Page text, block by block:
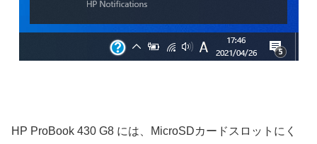
HP ProBook 430 G8 には、MicroSDカードスロットにく